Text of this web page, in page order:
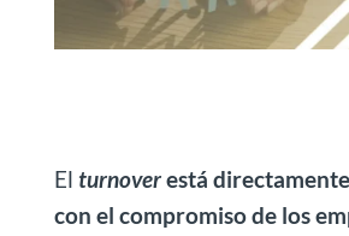
El turnoverestá
con el compromiso de los